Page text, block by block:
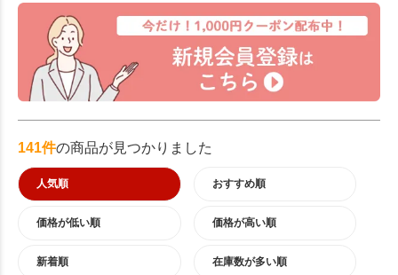
141件の商品が見つかりました
人気順 おすすめ順
価格が低い順 価格が高い順
新着順 在庫数が多い順